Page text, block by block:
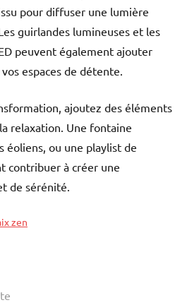
pour diffuser une lumière
guirlandes lumineuses et les
peuvent également ajouter
espaces de détente.
ajoutez des éléments
relaxation. Une fontaine
éoliens, ou une playlist de
contribuer à créer une
de sérénité.
zen